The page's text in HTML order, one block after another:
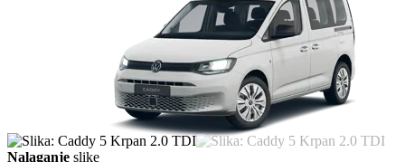
Nalaganje slike